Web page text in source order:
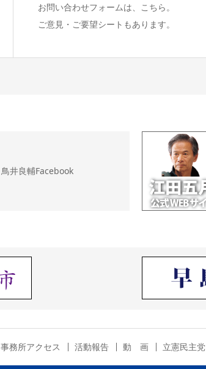
お問い合わせフォームは、こちら。
ご意見・ご要望シートもあります。
鳥井良輔Facebook
事務所アクセス 活動報告 動 画 立憲民主党